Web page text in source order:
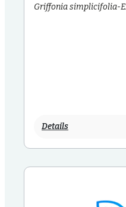
Griffonia simplicifolia-
Details